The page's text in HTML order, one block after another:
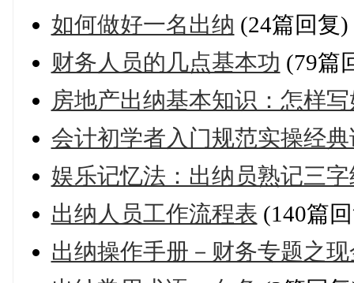
如何做好一名出纳 (24篇回复)
财务人员的几点基本功 (79篇
房地产出纳基本知识：怎样
会计初学者入门规范实操经
娱乐记忆法：出纳员熟记三字
出纳人员工作流程表 (140篇
出纳操作手册－财务专题之